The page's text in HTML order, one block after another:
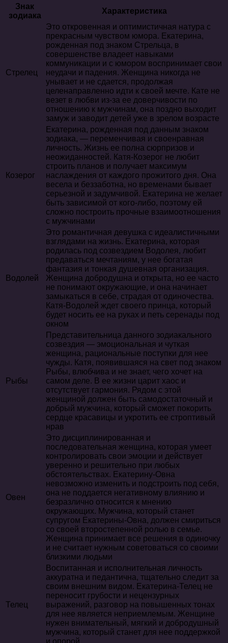
Знак
зодиака
Характеристика
Стрелец
Это откровенная и оптимистичная натура с
прекрасным чувством юмора. Екатерина,
рожденная под знаком Стрельца, в
совершенстве владеет навыками
коммуникации и с юмором воспринимает свои
неудачи и падения. Женщина никогда не
унывает и не сдается, продолжая
целенаправленно идти к своей мечте. Кате не
везет в любви из-за ее доверчивости по
отношению к мужчинам, она поздно выходит
замуж и заводит детей уже в зрелом возрасте
Козерог
Екатерина, рожденная под данным знаком
зодиака, — переменчивая и своенравная
личность. Жизнь ее полна сюрпризов и
неожиданностей. Катя-Козерог не любит
строить планов и получает максимум
наслаждения от каждого прожитого дня. Она
весела и беззаботна, но временами бывает
серьезной и задумчивой. Екатерина не желает
быть зависимой от кого-либо, поэтому ей
сложно построить прочные взаимоотношения
с мужчинами
Водолей
Это романтичная девушка с идеалистичными
взглядами на жизнь. Екатерина, которая
родилась под созвездием Водолея, любит
предаваться мечтаниям, у нее богатая
фантазия и тонкая душевная организация.
Женщина добродушна и открыта, но ее часто
не понимают окружающие, и она начинает
замыкаться в себе, страдая от одиночества.
Катя-Водолей ждет своего принца, который
будет носить ее на руках и петь серенады под
окном
Рыбы
Представительница данного зодиакального
созвездия — эмоциональная и чуткая
женщина, рациональные поступки для нее
чужды. Катя, появившаяся на свет под знаком
Рыбы, влюбчива и не знает, чего хочет на
самом деле. В ее жизни царит хаос и
отсутствует гармония. Рядом с этой
женщиной должен быть самодостаточный и
добрый мужчина, который сможет покорить
сердце красавицы и укротить ее строптивый
нрав
Овен
Это дисциплинированная и
последовательная женщина, которая умеет
контролировать свои эмоции и действует
уверенно и решительно при любых
обстоятельствах. Екатерину-Овна
невозможно изменить и подстроить под себя,
она не поддается негативному влиянию и
безразлично относится к мнению
окружающих. Мужчина, который станет
супругом Екатерины-Овна, должен смириться
со своей второстепенной ролью в семье.
Женщина принимает все решения в одиночку
и не считает нужным советоваться со своими
близкими людьми
Телец
Воспитанная и исполнительная личность
аккуратна и педантична, тщательно следит за
своим внешним видом. Екатерина-Телец не
переносит грубости и нецензурных
выражений, разговор на повышенных тонах
для нее является неприемлемым. Женщине
нужен внимательный, мягкий и добродушный
мужчина, который станет для нее поддержкой
и опорой